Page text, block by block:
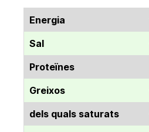
Energia
Sal
Proteïnes
Greixos
dels quals saturats